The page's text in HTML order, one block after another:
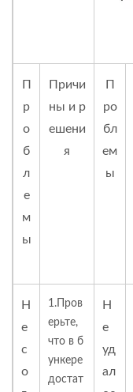
П
р
о
б
л
е
м
ы
Причи
ны и р
ешени
я
П
ро
бл
ем
ы
Н
е
с
о
1.Пров
ерьте,
что в б
ункере
достат
Н
е
уд
ал